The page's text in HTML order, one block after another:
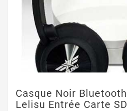
Casque Noir Bluetooth
Lelisu Entrée Carte SD